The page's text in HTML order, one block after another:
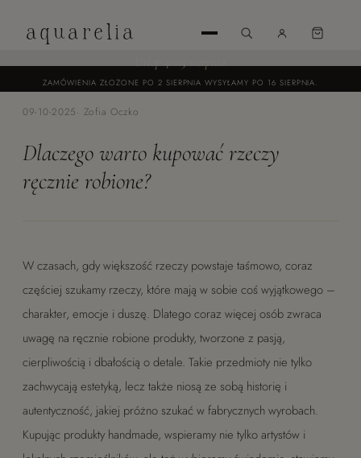
ZALOGUJ
SIĘ
ZAMÓWIENIA ZŁOŻONE PO 2 SIERPNIA WYSYŁAMY PO 16 SIERPNIA.
aquarelia
09-10-2025· Zofia Oczko
Dlaczego warto kupować rzeczy
ręcznie robione?
W czasach, gdy większość rzeczy powstaje taśmowo, coraz
częściej szukamy rzeczy, które mają w sobie coś wyjątkowego –
charakter, emocje i duszę. Dlatego coraz więcej osób zwraca
uwagę na ręcznie robione produkty, tworzone z pasją,
cierpliwością i dbałością o detale. Takie przedmioty nie tylko
zachwycają estetyką, lecz także niosą ze sobą historię i
autentyczność, jakiej próżno szukać w fabrycznych wyrobach.
Kupując produkty handmade, wspieramy nie tylko artystów i